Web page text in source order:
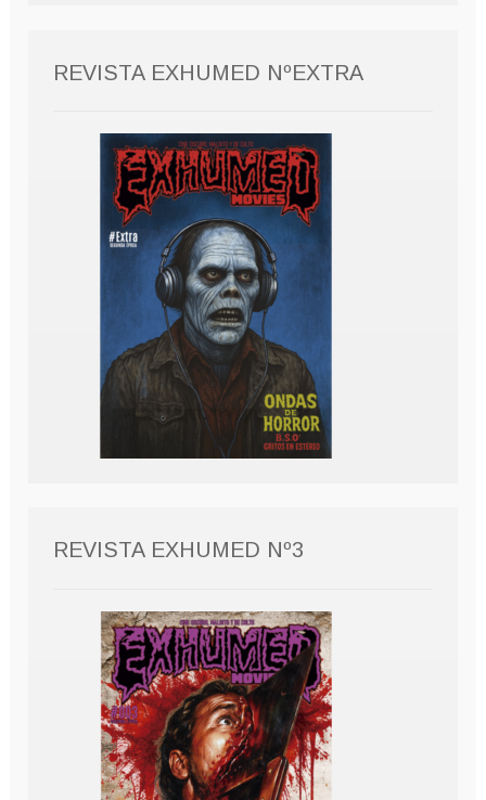
REVISTA EXHUMED NºEXTRA
REVISTA EXHUMED Nº3